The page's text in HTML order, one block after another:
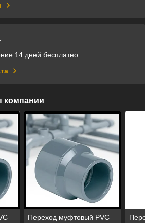
14 дней бесплатно
компании
Переход муфтовый PVC